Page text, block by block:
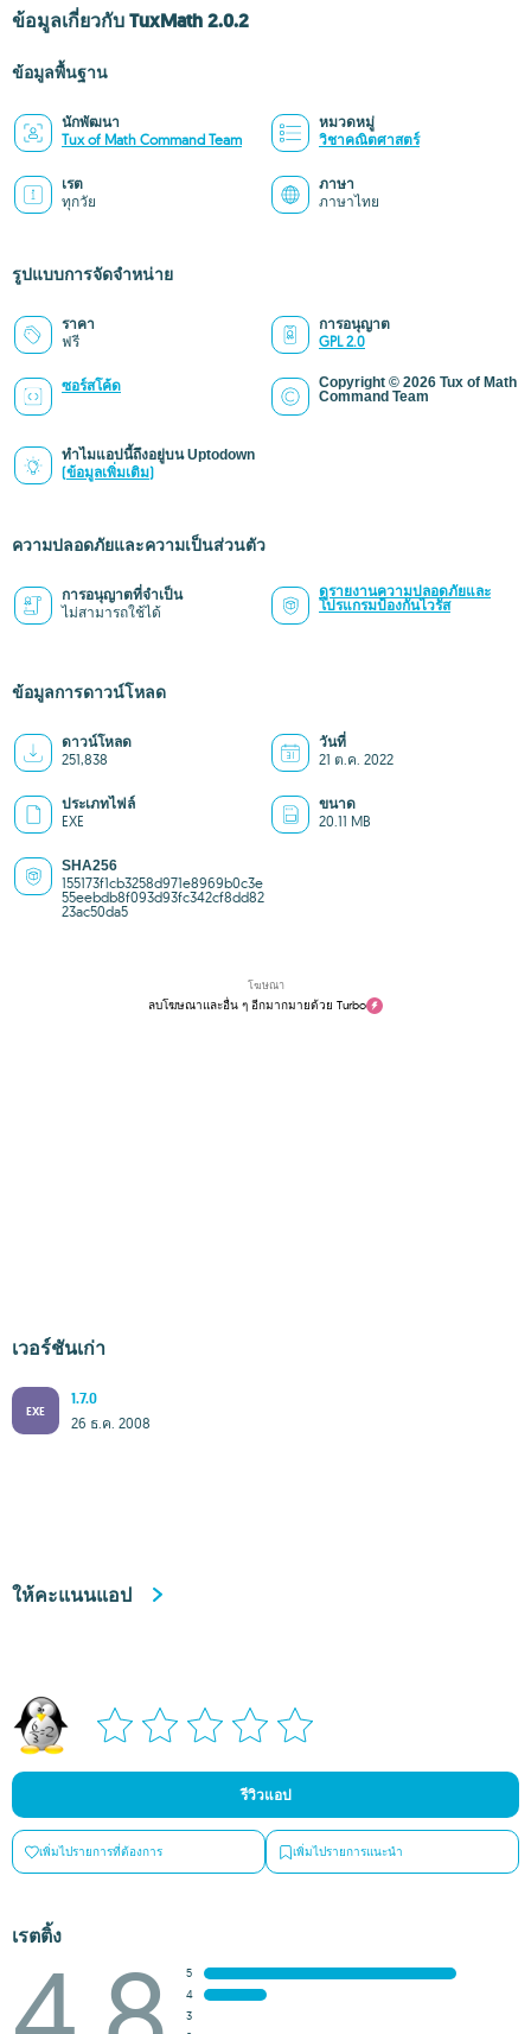
ข้อมูลเกี่ยวกับ TuxMath 2.0.2
ข้อมูลพื้นฐาน
นักพัฒนา
Tux of Math Command Team
หมวดหมู่
วิชาคณิตศาสตร์
เรต
ทุกวัย
ภาษา
ภาษาไทย
รูปแบบการจัดจำหน่าย
ราคา
ฟรี
การอนุญาต
GPL 2.0
ซอร์สโค้ด
Copyright © 2026 Tux of Math
Command Team
ทำไมแอปนี้ถึงอยู่บน Uptodown
(ข้อมูลเพิ่มเติม)
ความปลอดภัยและความเป็นส่วนตัว
การอนุญาตที่จำเป็น
ไม่สามารถใช้ได้
ดูรายงานความปลอดภัยและ
โปรแกรมป้องกันไวรัส
ข้อมูลการดาวน์โหลด
ดาวน์โหลด
251,838
วันที่
21 ต.ค. 2022
ประเภทไฟล์
EXE
ขนาด
20.11 MB
SHA256
155173f1cb3258d971e8969b0c3e
55eebdb8f093d93fc342cf8dd82
23ac50da5
โฆษณา
ลบโฆษณาและอื่น ๆ อีกมากมายด้วย Turbo
เวอร์ชันเก่า
EXE
1.7.0
26 ธ.ค. 2008
ให้คะแนนแอป
รีวิวแอป
เพิ่มไปรายการที่ต้องการ เพิ่มไปรายการแนะนำ
เรตติ้ง
5
4
3